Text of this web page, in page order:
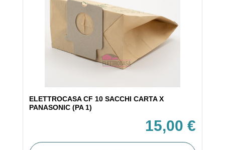
ELETTROCASA CF 10 SACCHI CARTA X
PANASONIC (PA 1)
15,00 €